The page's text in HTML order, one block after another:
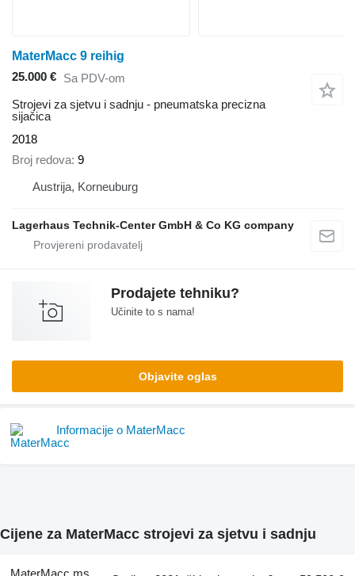
MaterMacc 9 reihig
25.000 € Sa PDV-om
Strojevi za sjetvu i sadnju - pneumatska precizna
sijačica
2018
Broj redova 9
Austrija, Korneuburg
Lagerhaus Technik-Center GmbH & Co KG company
Prodajete tehniku?
Učinite to s nama!
Objavite oglas
Informacije o MaterMacc
Cijene za MaterMacc strojevi za sjetvu i sadnju